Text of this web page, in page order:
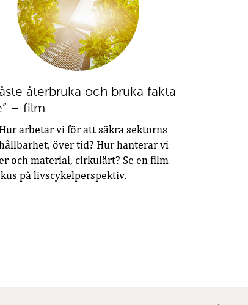
återbruka och bruka fakta
– film
Hur arbetar vi för att säkra sektorns
över tid? Hur hanterar vi
och material, cirkulärt? Se en film
på livscykelperspektiv.